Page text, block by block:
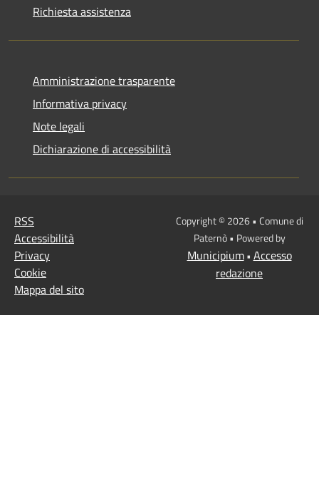
Richiesta assistenza
Amministrazione trasparente
Informativa privacy
Note legali
Dichiarazione di accessibilità
RSS
Accessibilità
Privacy
Cookie
Mappa del sito
Copyright © 2026 • Comune di
Paternò • Powered by
Municipium• Accesso
redazione